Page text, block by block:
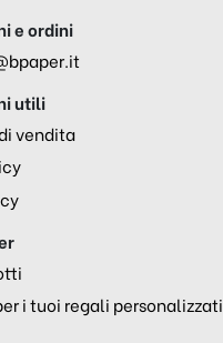
e ordini
utili
vendita
i tuoi regali personalizzati